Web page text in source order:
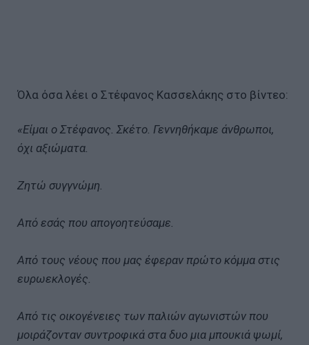
Όλα όσα λέει ο Στέφανος Κασσελάκης στο βίντεο:
«Είμαι ο Στέφανος. Σκέτο. Γεννηθήκαμε άνθρωποι,
όχι αξιώματα.
Ζητώ συγγνώμη.
Από εσάς που απογοητεύσαμε.
Από τους νέους που μας έφεραν πρώτο κόμμα στις
ευρωεκλογές.
Από τις οικογένειες των παλιών αγωνιστών που
μοιράζονταν συντροφικά στα δυο μια μπουκιά ψωμί,